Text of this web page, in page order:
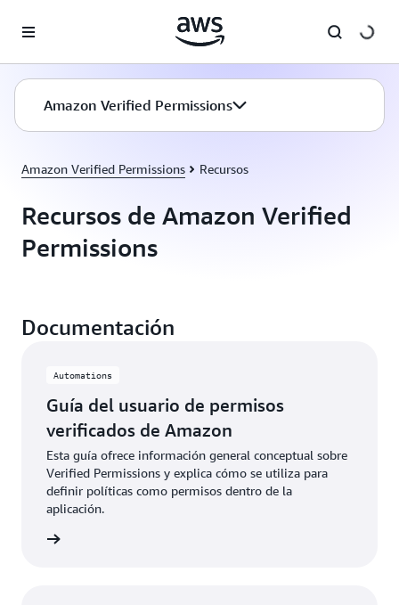
Amazon Verified Permissions
Amazon Verified Permissions Recursos
Recursos de Amazon Verified
Permissions
Documentación
Automations
Guía del usuario de permisos
verificados de Amazon
Esta guía ofrece información general conceptual sobre
Verified Permissions y explica cómo se utiliza para
definir políticas como permisos dentro de la
aplicación.